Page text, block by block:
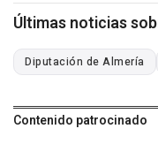
Últimas noticias
Diputación de Almería
Contenido patrocinado